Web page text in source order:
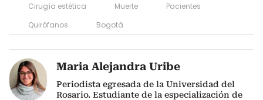
Cirugía estética Muerte
Pacientes
Quirófanos
Bogotá
Maria Alejandra Uribe
Periodista egresada de la Universidad del
Rosario. Estudiante de la especialización de